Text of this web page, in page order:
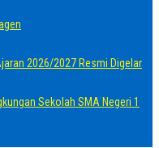
2026/2027 Resmi Digelar
Sekolah SMA Negeri 1